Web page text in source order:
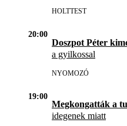
HOLTTEST
20:00
Doszpot Péter
a gyilkossal
NYOMOZÓ
19:00
Megkongatták a
idegenek miatt